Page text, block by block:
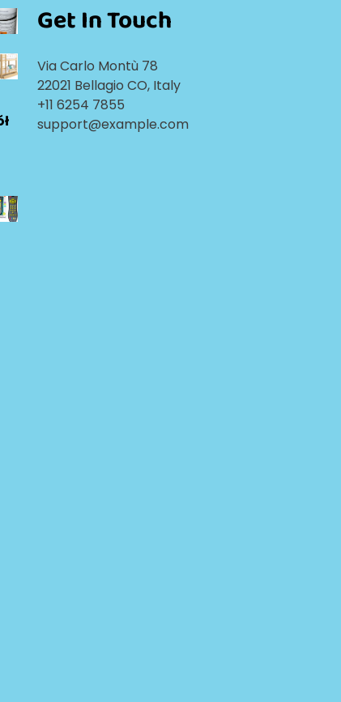
Get In Touch
Via Carlo Montù 78
22021 Bellagio CO, Italy
+11 6254 7855
support@example.com